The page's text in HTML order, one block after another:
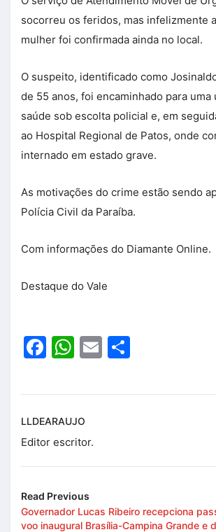
socorreu os feridos, mas infelizmente
mulher foi confirmada ainda no local.
O suspeito, identificado como
de 55 anos, foi encaminhado para uma
saúde sob escolta policial e, em
ao Hospital Regional de Patos, onde
internado em estado grave.
As motivações do crime estão sendo
Polícia Civil da Paraíba.
Com informações do Diamante Online.
Destaque do Vale
Facebook
WhatsApp
Email
LLDEARAUJO
Editor escritor.
Read Previous
Governador Lucas Ribeiro recepciona
voo inaugural Brasília-Campina Grande e